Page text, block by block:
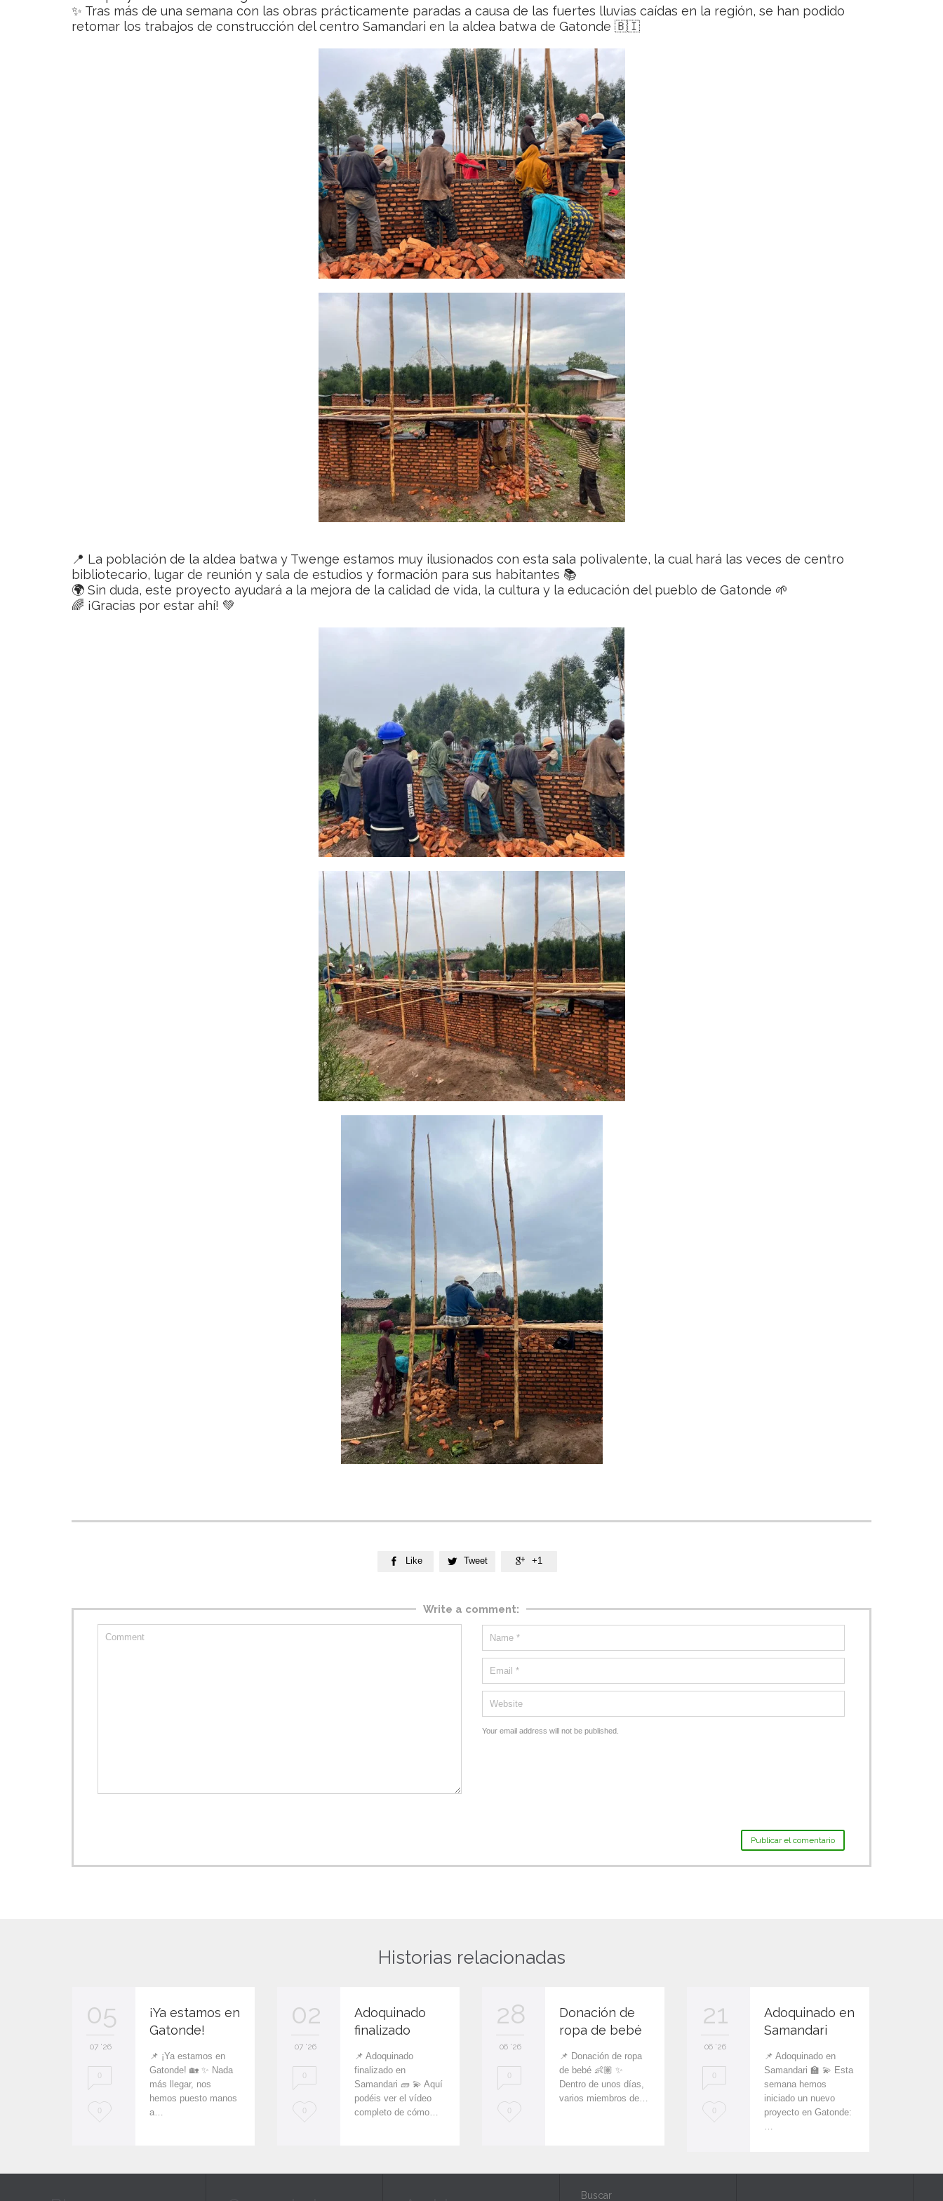
✨ Tras más de una semana con las obras prácticamente paradas a causa de las fuertes lluvias caídas en la región, se han podido
retomar los trabajos de construcción del centro Samandari en la aldea batwa de Gatonde 🇧🇮
📍 La población de la aldea batwa y Twenge estamos muy ilusionados con esta sala polivalente, la cual hará las veces de centro
bibliotecario, lugar de reunión y sala de estudios y formación para sus habitantes 📚
🌍 Sin duda, este proyecto ayudará a la mejora de la calidad de vida, la cultura y la educación del pueblo de Gatonde 🌱
🌈 ¡Gracias por estar ahí! 💚
 Like  Tweet  +1
Write a comment:
Your email address will not be published.
Historias relacionadas
05
07 '26
0
L
0
¡Ya estamos en
Gatonde!
📌 ¡Ya estamos en
Gatonde! 🏡 ✨ Nada
más llegar, nos
hemos puesto manos
a…
02
07 '26
0
L
0
Adoquinado
finalizado
📌 Adoquinado
finalizado en
Samandari 🧱 💫 Aquí
podéis ver el vídeo
completo de cómo…
28
06 '26
0
L
0
Donación de
ropa de bebé
📌 Donación de ropa
de bebé 👶🏽 ✨
Dentro de unos días,
varios miembros de…
21
06 '26
0
L
0
Adoquinado en
Samandari
📌 Adoquinado en
Samandari 🏫 💫 Esta
semana hemos
iniciado un nuevo
proyecto en Gatonde:
…
Buscar